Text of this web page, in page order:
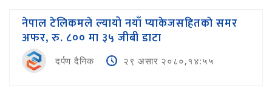
नेपाल टेलिकमले ल्यायो नयाँ प्याकेजसहितकाे समर
अफर, रु. ८०० मा ३५ जीबी डाटा
दर्पण दैनिक २९ असार २०८०,१४:५५